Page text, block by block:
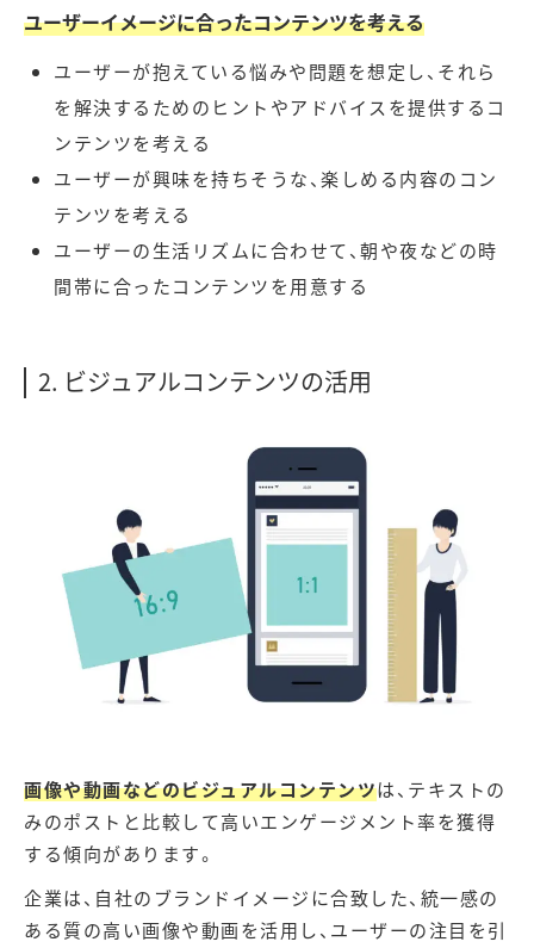
ユーザーイメージに合ったコンテンツを考える
ユーザーが抱えている悩みや問題を想定し、それら
を解決するためのヒントやアドバイスを提供するコ
ンテンツを考える
ユーザーが興味を持ちそうな、楽しめる内容のコン
テンツを考える
ユーザーの生活リズムに合わせて、朝や夜などの時
間帯に合ったコンテンツを用意する
2. ビジュアルコンテンツの活用
画像や動画などのビジュアルコンテンツは、テキストの
みのポストと比較して高いエンゲージメント率を獲得
する傾向があります。
企業は、自社のブランドイメージに合致した、統一感の
ある質の高い画像や動画を活用し、ユーザーの注目を引